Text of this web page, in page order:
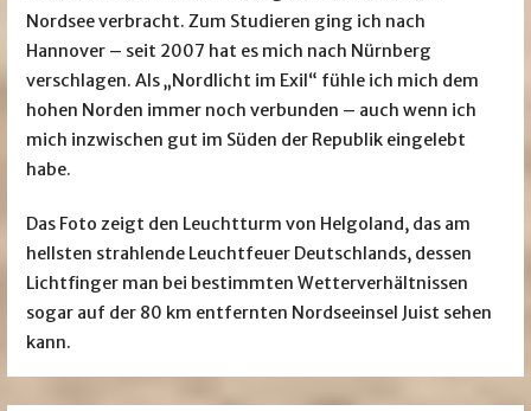
Nordsee verbracht. Zum Studieren ging ich nach
Hannover – seit 2007 hat es mich nach Nürnberg
verschlagen. Als „Nordlicht im Exil“ fühle ich mich dem
hohen Norden immer noch verbunden – auch wenn ich
mich inzwischen gut im Süden der Republik eingelebt
habe.
Das Foto zeigt den Leuchtturm von Helgoland, das am
hellsten strahlende Leuchtfeuer Deutschlands, dessen
Lichtfinger man bei bestimmten Wetterverhältnissen
sogar auf der 80 km entfernten Nordseeinsel Juist sehen
kann.